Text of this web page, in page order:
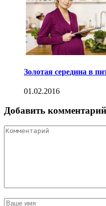
Золотая середина в
01.02.2016
Добавить комментарий